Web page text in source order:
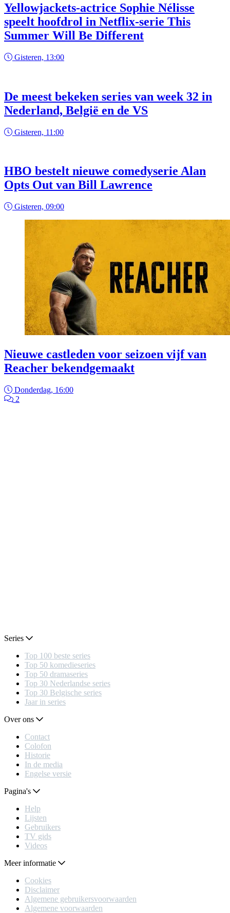
Yellowjackets-actrice Sophie Nélisse
speelt hoofdrol in Netflix-serie This
Summer Will Be Different
Gisteren, 13:00
De meest bekeken series van week 32 in
Nederland, België en de VS
Gisteren, 11:00
HBO bestelt nieuwe comedyserie Alan
Opts Out van Bill Lawrence
Gisteren, 09:00
Nieuwe castleden voor seizoen vijf van
Reacher bekendgemaakt
Donderdag, 16:00
2
Series
Top 100 beste series
Top 50 komedieseries
Top 50 dramaseries
Top 30 Nederlandse series
Top 30 Belgische series
Jaar in series
Over ons
Contact
Colofon
Historie
In de media
Engelse versie
Pagina's
Help
Lijsten
Gebruikers
TV gids
Videos
Meer informatie
Cookies
Disclaimer
Algemene gebruikersvoorwaarden
Algemene voorwaarden